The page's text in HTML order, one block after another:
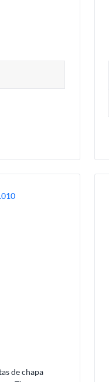
o
de chapa